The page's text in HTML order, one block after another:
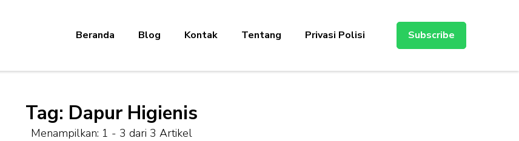
Beranda Blog Kontak Tentang Privasi Polisi Subscribe
Tag: Dapur Higienis
Menampilkan: 1 - 3 dari 3 Artikel